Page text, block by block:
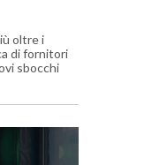
oltre i
di fornitori
sbocchi